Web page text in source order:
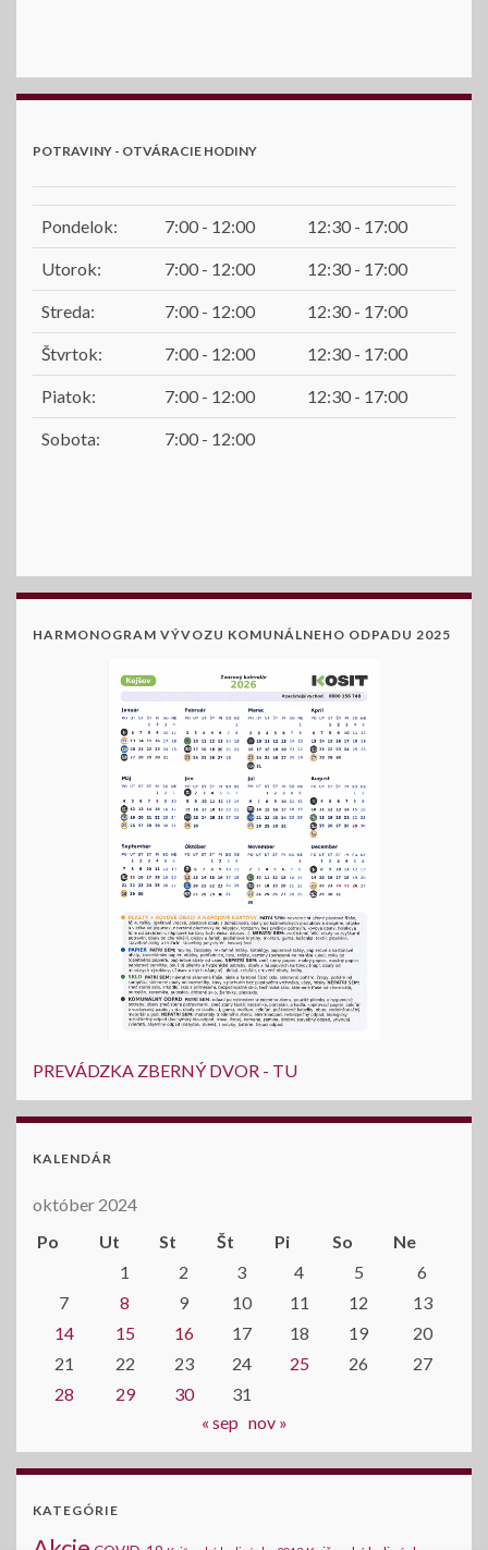
POTRAVINY - OTVÁRACIE HODINY
Pondelok: 7:00 - 12:00 12:30 - 17:00
Utorok: 7:00 - 12:00 12:30 - 17:00
Streda: 7:00 - 12:00 12:30 - 17:00
Štvrtok: 7:00 - 12:00 12:30 - 17:00
Piatok: 7:00 - 12:00 12:30 - 17:00
Sobota: 7:00 - 12:00
HARMONOGRAM VÝVOZU KOMUNÁLNEHO ODPADU 2025
PREVÁDZKA ZBERNÝ DVOR - TU
KALENDÁR
október 2024
Po
Ut St Št Pi So
Ne
1
2 3 4 5
6
7
8 9 10 11 12
13
14
15 16 17 18 19
20
21
22 23 24 25 26
27
28
29 30
31
« sep nov »
KATEGÓRIE